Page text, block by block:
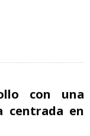
con una
centrada en